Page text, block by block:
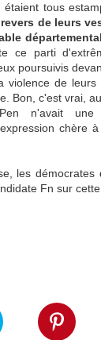
tous
de leurs
ce parti
poursuivis
violence de leurs
Bon, c'est vrai,
n'avait une
chère
les démocrates
Fn sur cette